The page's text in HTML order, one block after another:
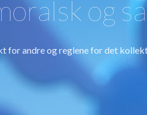
og
for andre og reglene for det